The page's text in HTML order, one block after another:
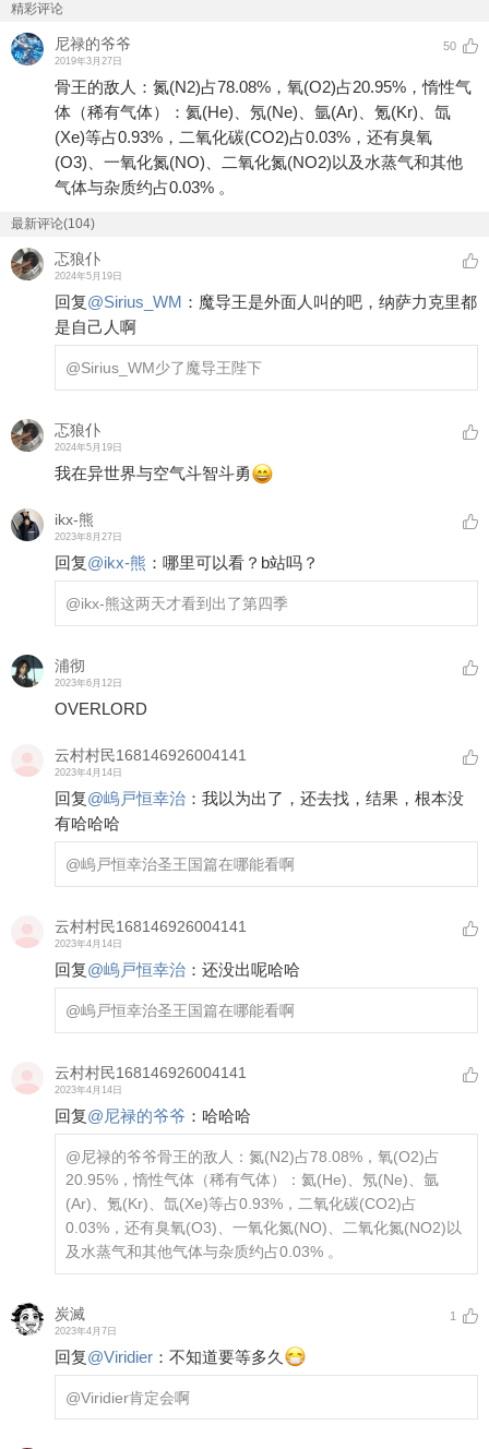
精彩评论
尼禄的爷爷
2019年3月27日
50
骨王的敌人：氮(N2)占78.08%，氧(O2)占20.95%，惰性气
体（稀有气体）：氦(He)、氖(Ne)、氩(Ar)、氪(Kr)、氙
(Xe)等占0.93%，二氧化碳(CO2)占0.03%，还有臭氧
(O3)、一氧化氮(NO)、二氧化氮(NO2)以及水蒸气和其他
气体与杂质约占0.03% 。
最新评论(104)
忑狼仆
2024年5月19日
回复@Sirius_WM ： 魔导王是外面人叫的吧，纳萨力克里都
是自己人啊
@Sirius_WM少了魔导王陛下
忑狼仆
2024年5月19日
我在异世界与空气斗智斗勇
ikx-熊
2023年8月27日
回复@ikx-熊 ： 哪里可以看？b站吗？
@ikx-熊这两天才看到出了第四季
浦彻
2023年6月12日
OVERLORD
云村村民168146926004141
2023年4月14日
回复@嵨戸恒幸治 ： 我以为出了，还去找，结果，根本没
有哈哈哈
@嵨戸恒幸治圣王国篇在哪能看啊
云村村民168146926004141
2023年4月14日
回复@嵨戸恒幸治 ： 还没出呢哈哈
@嵨戸恒幸治圣王国篇在哪能看啊
云村村民168146926004141
2023年4月14日
回复@尼禄的爷爷 ： 哈哈哈
@尼禄的爷爷骨王的敌人：氮(N2)占78.08%，氧(O2)占
20.95%，惰性气体（稀有气体）：氦(He)、氖(Ne)、氩
(Ar)、氪(Kr)、氙(Xe)等占0.93%，二氧化碳(CO2)占
0.03%，还有臭氧(O3)、一氧化氮(NO)、二氧化氮(NO2)以
及水蒸气和其他气体与杂质约占0.03% 。
炭滅
2023年4月7日
1
回复@Viridier ： 不知道要等多久
@Viridier肯定会啊